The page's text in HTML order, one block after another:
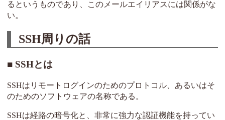
るというものであり、このメールエイリアスには関係がな
い。
SSH周りの話
SSHとは
SSHはリモートログインのためのプロトコル、あるいはそ
のためのソフトウェアの名称である。
SSHは経路の暗号化と、非常に強力な認証機能を持ってい